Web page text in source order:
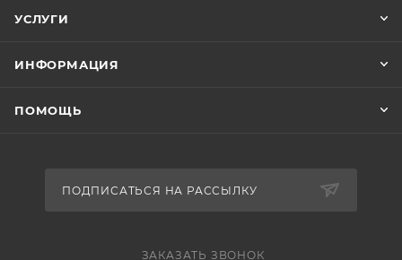
УСЛУГИ
ИНФОРМАЦИЯ
ПОМОЩЬ
ПОДПИСАТЬСЯ НА РАССЫЛКУ
ЗАКАЗАТЬ ЗВОНОК